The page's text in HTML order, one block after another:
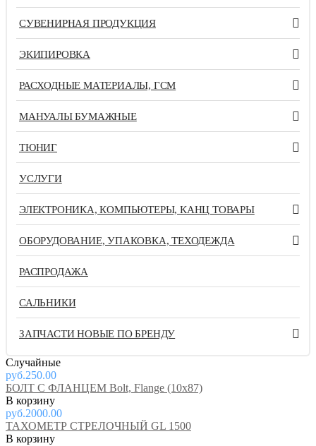
СУВЕНИРНАЯ ПРОДУКЦИЯ
ЭКИПИРОВКА
РАСХОДНЫЕ МАТЕРИАЛЫ, ГСМ
МАНУАЛЫ БУМАЖНЫЕ
ТЮНИГ
УСЛУГИ
ЭЛЕКТРОНИКА, КОМПЬЮТЕРЫ, КАНЦ ТОВАРЫ
ОБОРУДОВАНИЕ, УПАКОВКА, ТЕХОДЕЖДА
РАСПРОДАЖА
САЛЬНИКИ
ЗАПЧАСТИ НОВЫЕ ПО БРЕНДУ
Случайные
руб.250.00
БОЛТ С ФЛАНЦЕМ Bolt, Flange (10x87)
руб.2000.00
ТАХОМЕТР СТРЕЛОЧНЫЙ GL 1500